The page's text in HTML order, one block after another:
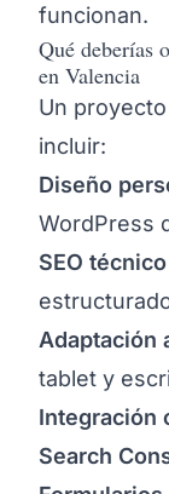
funcionan.
Qué deberías
en Valencia
Un
incluir:
Diseño
WordPress
SEO
Adaptación
tablet y
Integración
Search